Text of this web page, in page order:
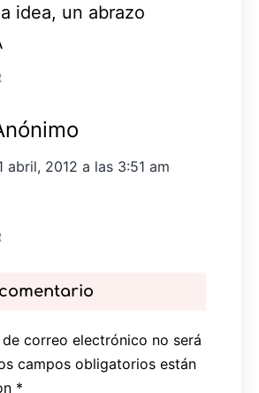
idea, un abrazo
abril, 2012 a las 3:51 am
correo electrónico no será
campos obligatorios están
*